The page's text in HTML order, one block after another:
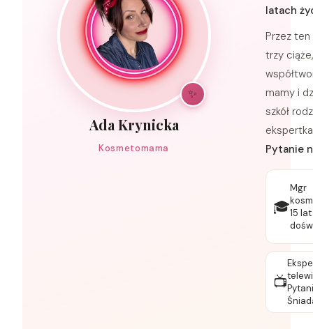
✨
Ada Krynicka
Kosmetomama
latach
Przez ten
trzy
mamy i
szkół
Pytanie
🎓
Mgr
15 lat
📺